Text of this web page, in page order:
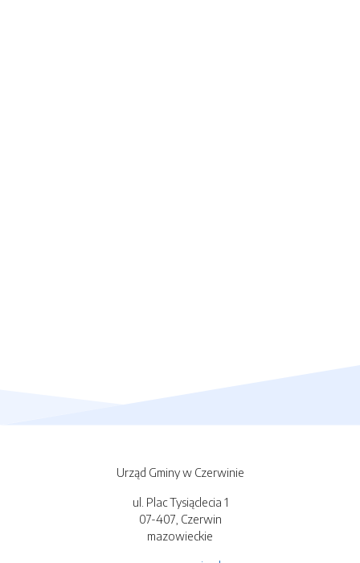
Urząd Gminy w Czerwinie
ul. Plac Tysiąclecia 1
07-407, Czerwin
mazowieckie